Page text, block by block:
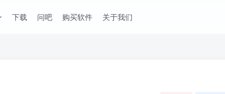
下载 问吧 购买软件 关于我们